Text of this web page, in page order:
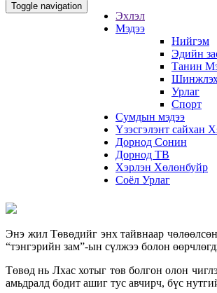
Toggle navigation
Эхлэл
Мэдээ
Нийгэм
Эдийн
Танин
Шинжлэх
Урлаг
Спорт
Сумдын мэдээ
Үзэсгэлэнт сайхан
Дорнод Сонин
Дорнод ТВ
Хэрлэн Хөлөнбуйр
Соёл Урлаг
Энэ жил Төвөдийг энх тайвнаар
“тэнгэрийн зам”-ын сүлжээ болон
Төвөд нь Лхас хотыг төв болгон олон
амьдралд бодит ашиг тус авчирч, бүс